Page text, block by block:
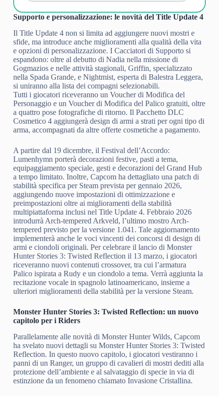
Supporto e personalizzazione: le novità del Title Update 4
Il Title Update 4 non si limita ad aggiungere nuovi mostri e
sfide, ma introduce anche miglioramenti alla qualità della vita
e opzioni di personalizzazione. I Cacciatori di Supporto si
espandono: oltre al debutto di Nadia nella missione di
Gogmazios e nelle attività stagionali, Griffin, specializzato
nella Spada Grande, e Nightmist, esperta di Balestra Leggera,
si uniranno alla lista dei compagni selezionabili.
Tutti i giocatori riceveranno un Voucher di Modifica del
Personaggio e un Voucher di Modifica del Palico gratuiti, oltre
a quattro pose fotografiche di ritorno. Il Pacchetto DLC
Cosmetico 4 aggiungerà design di armi a strati per ogni tipo di
arma, accompagnati da altre offerte cosmetiche a pagamento.
A partire dal 19 dicembre, il Festival dell’Accordo:
Lumenhymn porterà decorazioni festive, pasti a tema,
equipaggiamento speciale, gesti e decorazioni del Grand Hub
a tempo limitato. Inoltre, Capcom ha dettagliato una patch di
stabilità specifica per Steam prevista per gennaio 2026,
aggiungendo nuove impostazioni di ottimizzazione e
preimpostazioni oltre ai miglioramenti della stabilità
multipiattaforma inclusi nel Title Update 4. Febbraio 2026
introdurrà Arch-tempered Arkveld, l’ultimo mostro Arch-
tempered previsto per la versione 1.041. Tale aggiornamento
implementerà anche le voci vincenti dei concorsi di design di
armi e ciondoli originali. Per celebrare il lancio di Monster
Hunter Stories 3: Twisted Reflection il 13 marzo, i giocatori
riceveranno nuovi contenuti crossover, tra cui l’armatura
Palico ispirata a Rudy e un ciondolo a tema. Verrà aggiunta la
recitazione vocale in spagnolo latinoamericano, insieme a
ulteriori miglioramenti della stabilità per la versione Steam.
Monster Hunter Stories 3: Twisted Reflection: un nuovo
capitolo per i Riders
Parallelamente alle novità di Monster Hunter Wilds, Capcom
ha svelato nuovi dettagli su Monster Hunter Stories 3: Twisted
Reflection. In questo nuovo capitolo, i giocatori vestiranno i
panni di un Ranger, un gruppo di cavalieri di mostri dediti alla
protezione dell’ambiente e al salvataggio di specie in via di
estinzione da un fenomeno chiamato Invasione Cristallina.